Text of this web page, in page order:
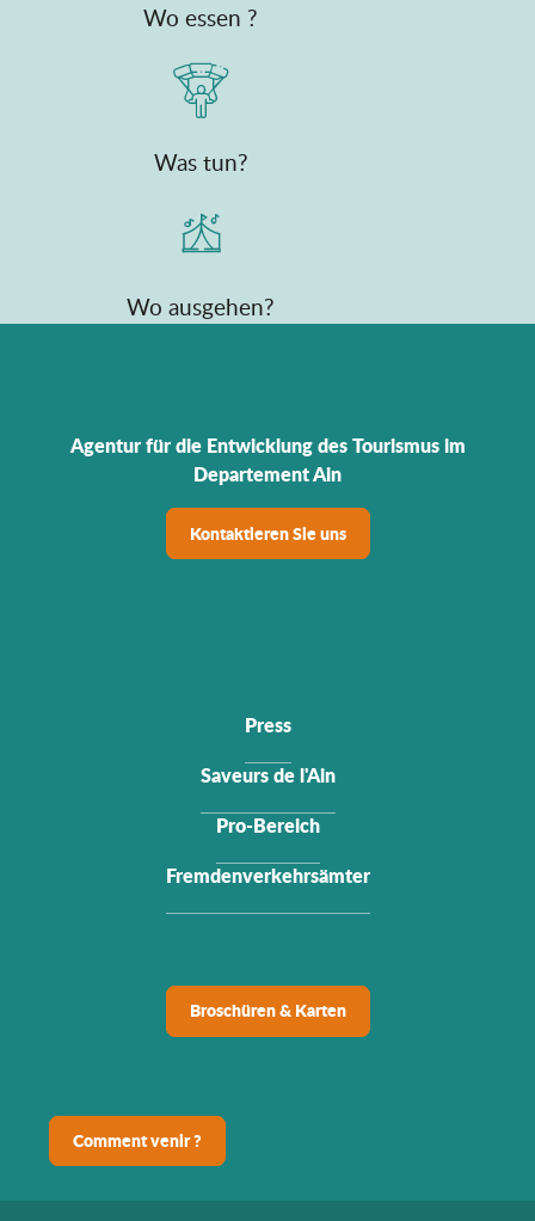
Wo essen ?
Was tun?
Wo ausgehen?
Agentur für die Entwicklung des Tourismus im
Departement Ain
Kontaktieren Sie uns
Press
Saveurs de l'Ain
Pro-Bereich
Fremdenverkehrsämter
Broschüren & Karten
Comment venir ?